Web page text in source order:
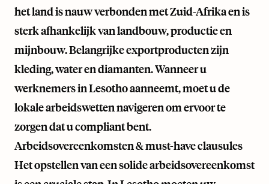
het land is nauw verbonden met Zuid-Afrika en is
sterk afhankelijk van landbouw, productie en
mijnbouw. Belangrijke exportproducten zijn
kleding, water en diamanten. Wanneer u
werknemers in Lesotho aanneemt, moet u de
lokale arbeidswetten navigeren om ervoor te
zorgen dat u compliant bent.
Arbeidsovereenkomsten & must-have clausules
Het opstellen van een solide arbeidsovereenkomst